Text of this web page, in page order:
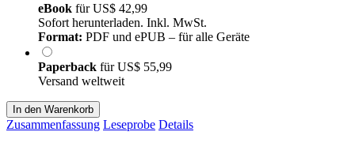
eBook fürUS$ 42,99
Sofort herunterladen. Inkl. MwSt.
Format: PDF und ePUB – für alle Geräte
Paperback fürUS$ 55,99
Versand weltweit
In den Warenkorb
Zusammenfassung Leseprobe Details